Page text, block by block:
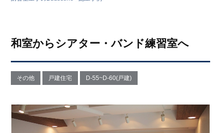
和室からシアター・バンド練習室へ
その他 戸建住宅 D-55~D-60(戸建)